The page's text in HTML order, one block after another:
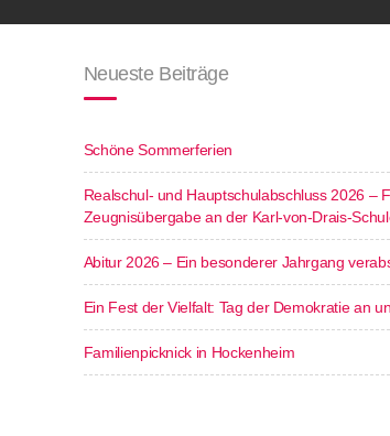
Neueste Beiträge
Schöne Sommerferien
Realschul- und Hauptschulabschluss 2026 –
Zeugnisübergabe an der Karl-von-Drais-
Abitur 2026 – Ein besonderer Jahrgang
Ein Fest der Vielfalt: Tag der Demokratie an
Familienpicknick in Hockenheim